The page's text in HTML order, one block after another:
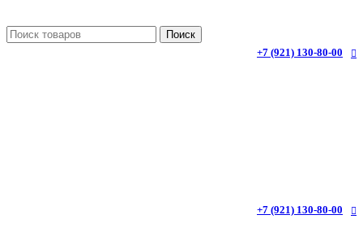
Поиск
+7 (921) 130-80-00
+7 (921) 130-80-00